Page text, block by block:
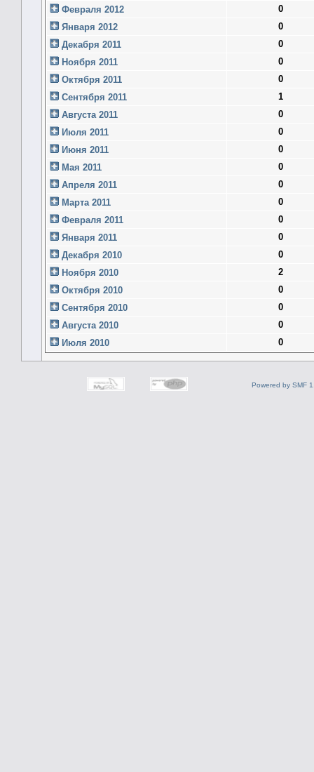
Февраля 2012
0
Января 2012
0
Декабря 2011
0
Ноября 2011
0
Октября 2011
0
Сентября 2011
1
Августа 2011
0
Июля 2011
0
Июня 2011
0
Мая 2011
0
Апреля 2011
0
Марта 2011
0
Февраля 2011
0
Января 2011
0
Декабря 2010
0
Ноября 2010
2
Октября 2010
0
Сентября 2010
0
Августа 2010
0
Июля 2010
0
Powered by SMF